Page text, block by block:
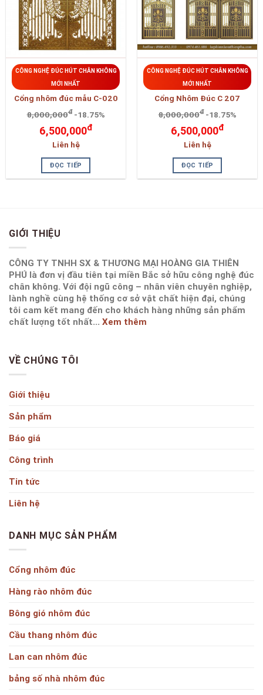
CÔNG NGHỆ ĐÚC HÚT CHÂN KHÔNG
MỚI NHẤT
Cổng nhôm đúc mẫu C-020
8,000,000đ -18.75%
6,500,000đ
Liên hệ
ĐỌC TIẾP
CÔNG NGHỆ ĐÚC HÚT CHÂN KHÔNG
MỚI NHẤT
Cổng Nhôm Đúc C 207
8,000,000đ -18.75%
6,500,000đ
Liên hệ
ĐỌC TIẾP
GIỚI THIỆU
CÔNG TY TNHH SX & THƯƠNG MẠI HOÀNG GIA THIÊN
PHÚ là đơn vị đầu tiên tại miền Bắc sở hữu công nghệ đúc
chân không. Với đội ngũ công – nhân viên chuyên nghiệp,
lành nghề cùng hệ thống cơ sở vật chất hiện đại, chúng
tôi cam kết mang đến cho khách hàng những sản phẩm
chất lượng tốt nhất... Xem thêm
VỀ CHÚNG TÔI
Giới thiệu
Sản phẩm
Báo giá
Công trình
Tin tức
Liên hệ
DANH MỤC SẢN PHẨM
Cổng nhôm đúc
Hàng rào nhôm đúc
Bông gió nhôm đúc
Cầu thang nhôm đúc
Lan can nhôm đúc
bảng số nhà nhôm đúc